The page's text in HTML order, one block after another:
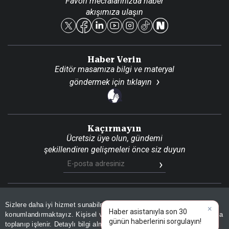
Sizlere daha iyi hizmet sunabilmek adına sitemizde
konumlandırmaktayız. Kişisel verileriniz, KVKK ve GDPR kapsamında
toplanıp işlenir. Detaylı bilgi almak için Aydınlatma Metnimizi
Reklam Ver
akışımıza ulaşın
Haber Verin
Editör masamıza bilgi ve materyal
göndermek için tıklayın
Kaçırmayın
Ücretsiz üye olun, gündemi
şekillendiren gelişmeleri önce siz duyun
Son DakikaSite HaritasıRSSKVKK Aydınlatma Metni
Gizlilik PolitikasıÇerez Politikası ×
Haber asistanıyla son 30
günün haberlerini sorgulayın!